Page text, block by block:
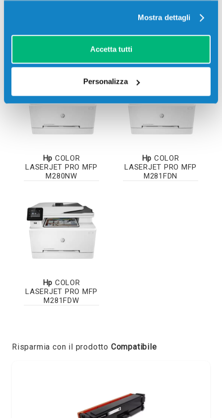
Mostra dettagli
Accetta tutti
Personalizza
HpCOLOR
HpCOLOR
Hp COLOR
LASERJET PRO MFP
M280NW
Hp COLOR
LASERJET PRO MFP
M281FDN
Hp COLOR
LASERJET PRO MFP
M281FDW
Risparmia con il prodotto Compatibile